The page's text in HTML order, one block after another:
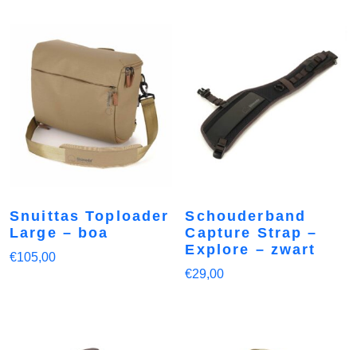
Snuittas Toploader
Large – boa
€105,00
Schouderband
Capture Strap –
Explore – zwart
€29,00